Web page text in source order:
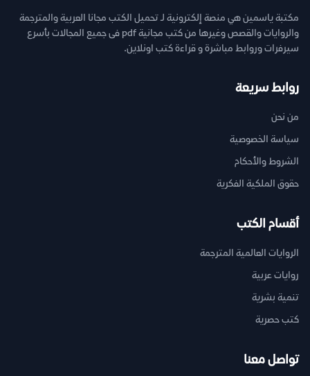
مكتبة ياسمين هي منصة إلكترونية لـ تحميل الكتب مجانا العربية والمترجمة
والروايات والقصص وغيرها من كتب مجانية pdf فى جميع المجالات بأسرع
سيرفرات وروابط مباشرة و قراءة كتب اونلاين.
روابط سريعة
من نحن
سياسة الخصوصية
الشروط والأحكام
حقوق الملكية الفكرية
أقسام الكتب
الروايات العالمية المترجمة
روايات عربية
تنمية بشرية
كتب حصرية
تواصل معنا